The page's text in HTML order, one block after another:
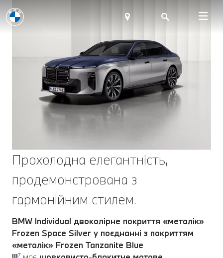
Прохолодна елегантність,
продемонстрована з
гармонійним стилем.
BMW Individual двоколірне покриття «металік»
Frozen Space Silver у поєднанні з покриттям
«металік» Frozen Tanzanite Blue